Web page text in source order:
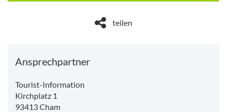
teilen
Ansprechpartner
Tourist-Information
Kirchplatz 1
93413Cham